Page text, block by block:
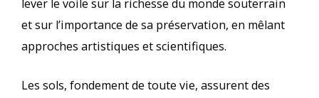
lever le voile sur la richesse du monde souterrain
et sur l’importance de sa préservation, en mêlant
approches artistiques et scientifiques.
Les sols, fondement de toute vie, assurent des